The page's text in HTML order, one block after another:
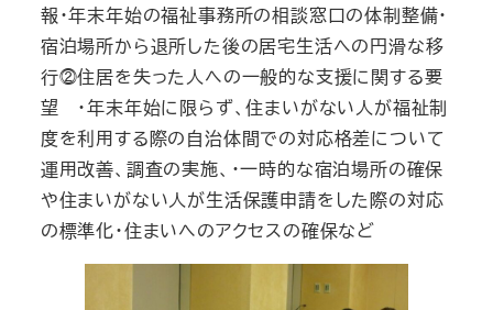
報・年末年始の福祉事務所の相談窓口の体制整備・
宿泊場所から退所した後の居宅生活への円滑な移
行⓶住居を失った人への一般的な支援に関する要
望 ・年末年始に限らず、住まいがない人が福祉制
度を利用する際の自治体間での対応格差について
運用改善、調査の実施、・一時的な宿泊場所の確保
や住まいがない人が生活保護申請をした際の対応
の標準化・住まいへのアクセスの確保など